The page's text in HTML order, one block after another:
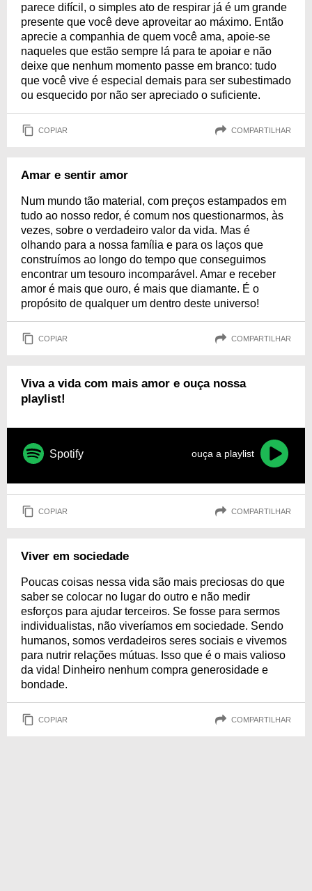
parece difícil, o simples ato de respirar já é um grande
presente que você deve aproveitar ao máximo. Então
aprecie a companhia de quem você ama, apoie-se
naqueles que estão sempre lá para te apoiar e não
deixe que nenhum momento passe em branco: tudo
que você vive é especial demais para ser subestimado
ou esquecido por não ser apreciado o suficiente.
COPIAR COMPARTILHAR
Amar e sentir amor
Num mundo tão material, com preços estampados em
tudo ao nosso redor, é comum nos questionarmos, às
vezes, sobre o verdadeiro valor da vida. Mas é
olhando para a nossa família e para os laços que
construímos ao longo do tempo que conseguimos
encontrar um tesouro incomparável. Amar e receber
amor é mais que ouro, é mais que diamante. É o
propósito de qualquer um dentro deste universo!
COPIAR COMPARTILHAR
Viva a vida com mais amor e ouça nossa
playlist!
Spotify ouça a playlist
COPIAR COMPARTILHAR
Viver em sociedade
Poucas coisas nessa vida são mais preciosas do que
saber se colocar no lugar do outro e não medir
esforços para ajudar terceiros. Se fosse para sermos
individualistas, não viveríamos em sociedade. Sendo
humanos, somos verdadeiros seres sociais e vivemos
para nutrir relações mútuas. Isso que é o mais valioso
da vida! Dinheiro nenhum compra generosidade e
bondade.
COPIAR COMPARTILHAR